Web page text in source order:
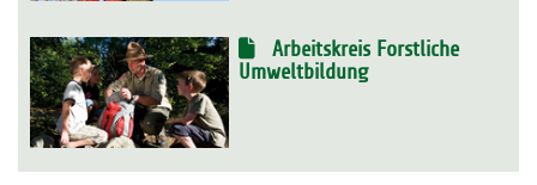
Arbeitskreis Forstliche
Umweltbildung